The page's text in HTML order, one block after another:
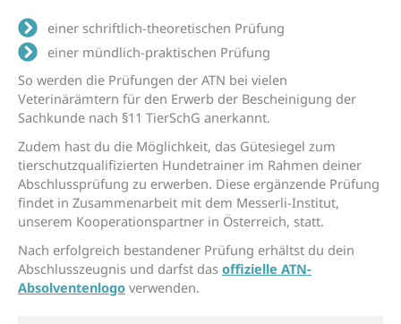
einer schriftlich-theoretischen Prüfung
einer mündlich-praktischen Prüfung
So werden die Prüfungen der ATN bei vielen
Veterinärämtern für den Erwerb der Bescheinigung der
Sachkunde nach §11 TierSchG anerkannt.
Zudem hast du die Möglichkeit, das Gütesiegel zum
tierschutzqualifizierten Hundetrainer im Rahmen deiner
Abschlussprüfung zu erwerben. Diese ergänzende Prüfung
findet in Zusammenarbeit mit dem Messerli-Institut,
unserem Kooperationspartner in Österreich, statt.
Nach erfolgreich bestandener Prüfung erhältst du dein
Abschlusszeugnis und darfst das offizielle ATN-
Absolventenlogo verwenden.